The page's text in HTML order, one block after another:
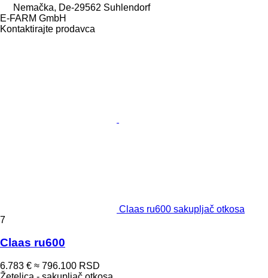
Nemačka, De-29562 Suhlendorf
E-FARM GmbH
Kontaktirajte prodavca
Claas ru600 sakupljač otkosa
7
Claas ru600
6.783 € ≈ 796.100 RSD